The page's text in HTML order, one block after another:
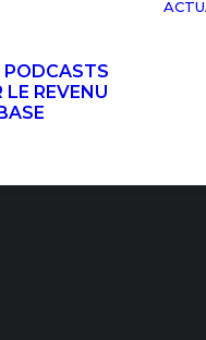
PODCASTS
LE REVENU